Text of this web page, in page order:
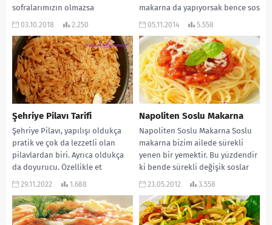
sofralarımızın olmazsa
olmazlarındandır. Bu gün sizlere
03.10.2018 2.250
makarna da yapıyorsak bence sos
da yaparak onun...
05.11.2014 5.558
Şehriye Pilavı Tarifi
Şehriye Pilavı, yapılışı oldukça
pratik ve çok da lezzetli olan
pilavlardan biri. Ayrıca oldukça
da doyurucu. Özellikle et
yemekleri ile...
29.11.2022 1.688
Napoliten Soslu Makarna
Napoliten Soslu Makarna Soslu
makarna bizim ailede sürekli
yenen bir yemektir. Bu yüzdendir
ki bende sürekli değişik soslar
öğrenme çabasındayım....
23.05.2012 3.558